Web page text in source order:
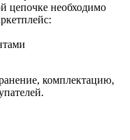
цепочке необходимо
комплектацию,